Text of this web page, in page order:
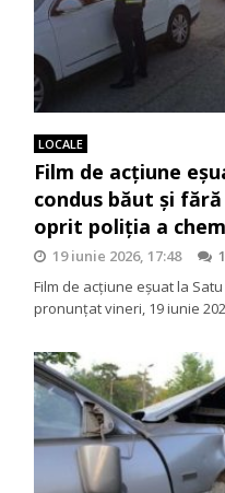
LOCALE
Film de acțiune
condus băut și
oprit poliția a
19 iunie 2026, 17:48
Film de acțiune eșuat la
pronunțat vineri, 19 iunie